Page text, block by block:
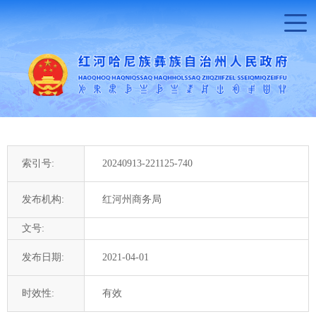
索引号: 20240913-221125-740
发布机构: 红河州商务局
文号:
发布日期: 2021-04-01
时效性: 有效